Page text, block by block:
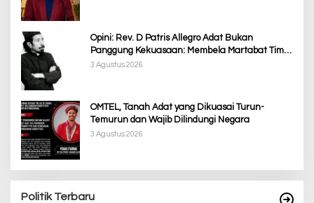
Opini: Rev. D Patris Allegro Adat Bukan
Panggung Kekuasaan: Membela Martabat Timor
dari Politik Simbolik
3 Agustus 2026
OMTEL, Tanah Adat yang Dikuasai Turun-
Temurun dan Wajib Dilindungi Negara
3 Agustus 2026
Politik Terbaru